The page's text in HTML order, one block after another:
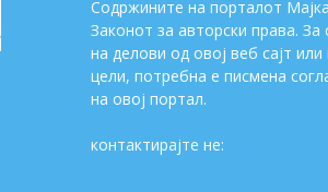
Содржините на порталот
Законот за авторски права.
на делови од овој веб сајт
цели, потребна е писмена
на овој портал.
контактирајте не: